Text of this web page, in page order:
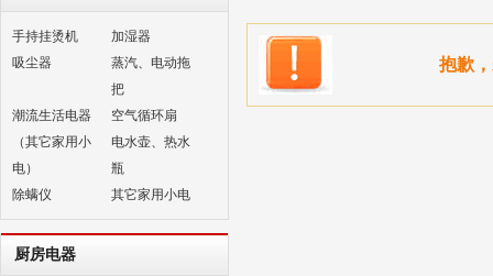
手持挂烫机
加湿器
吸尘器
蒸汽、电动拖
把
潮流生活电器
（其它家用小
电）
空气循环扇
电水壶、热水
瓶
除螨仪
其它家用小电
厨房电器
抱歉